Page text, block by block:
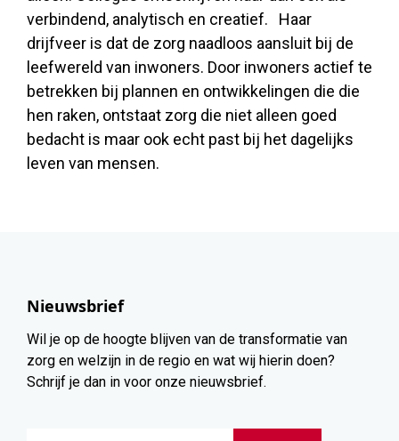
verbindend, analytisch en creatief. Haar
drijfveer is dat de zorg naadloos aansluit bij de
leefwereld van inwoners. Door inwoners actief te
betrekken bij plannen en ontwikkelingen die die
hen raken, ontstaat zorg die niet alleen goed
bedacht is maar ook echt past bij het dagelijks
leven van mensen.
Nieuwsbrief
Wil je op de hoogte blijven van de transformatie van
zorg en welzijn in de regio en wat wij hierin doen?
Schrijf je dan in voor onze nieuwsbrief.